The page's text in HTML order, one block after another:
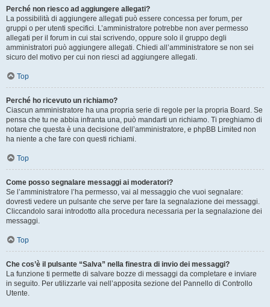
Perché non riesco ad aggiungere allegati?
La possibilità di aggiungere allegati può essere concessa per forum, per
gruppi o per utenti specifici. L’amministratore potrebbe non aver permesso
allegati per il forum in cui stai scrivendo, oppure solo il gruppo degli
amministratori può aggiungere allegati. Chiedi all’amministratore se non sei
sicuro del motivo per cui non riesci ad aggiungere allegati.
Top
Perché ho ricevuto un richiamo?
Ciascun amministratore ha una propria serie di regole per la propria Board. Se
pensa che tu ne abbia infranta una, può mandarti un richiamo. Ti preghiamo di
notare che questa è una decisione dell’amministratore, e phpBB Limited non
ha niente a che fare con questi richiami.
Top
Come posso segnalare messaggi ai moderatori?
Se l’amministratore l’ha permesso, vai al messaggio che vuoi segnalare:
dovresti vedere un pulsante che serve per fare la segnalazione dei messaggi.
Cliccandolo sarai introdotto alla procedura necessaria per la segnalazione dei
messaggi.
Top
Che cos’è il pulsante “Salva” nella finestra di invio dei messaggi?
La funzione ti permette di salvare bozze di messaggi da completare e inviare
in seguito. Per utilizzarle vai nell’apposita sezione del Pannello di Controllo
Utente.